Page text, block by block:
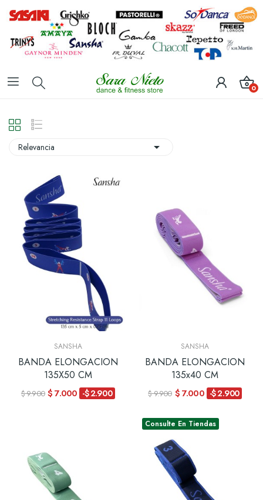
0
Relevancia 
SANSHA
BANDA ELONGACION
135X50 CM
$ 9.900 $ 7.000 -$ 2.900
SANSHA
BANDA ELONGACION
135x40 CM
$ 9.900 $ 7.000 -$ 2.900
Consulte En Tiendas